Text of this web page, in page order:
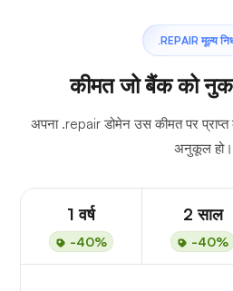
.REPAIR मूल्य
कीमत जो बैंक को
अपना .repair डोमेन उस कीमत पर
अनुकूल हो।
1 वर्ष
-40%
2 साल
-40%